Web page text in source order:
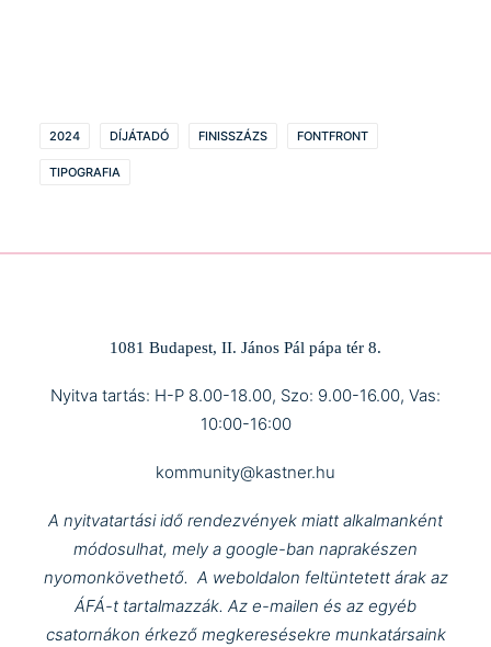
2024 DÍJÁTADÓ FINISSZÁZS FONTFRONT
TIPOGRAFIA
1081 Budapest, II. János Pál pápa tér 8.
Nyitva tartás: H-P 8.00-18.00, Szo: 9.00-16.00, Vas:
10:00-16:00
kommunity@kastner.hu
A nyitvatartási idő rendezvények miatt alkalmanként
módosulhat, mely a google-ban naprakészen
nyomonkövethető. A weboldalon feltüntetett árak az
ÁFÁ-t tartalmazzák. Az e-mailen és az egyéb
csatornákon érkező megkeresésekre munkatársaink